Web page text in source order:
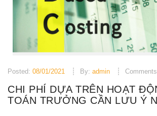
Posted: 08/01/2021 By: admin
CHI PHÍ DỰA TRÊN HOẠT
TOÁN TRƯỞNG CẦN LƯU Ý